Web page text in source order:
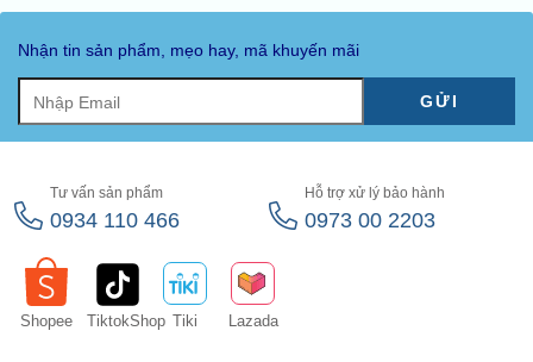
Nhận tin sản phẩm, mẹo hay, mã khuyến mãi
GỬI
Tư vấn sản phẩm
0934 110 466
Hỗ trợ xử lý bảo hành
0973 00 2203
Shopee TiktokShop Tiki Lazada